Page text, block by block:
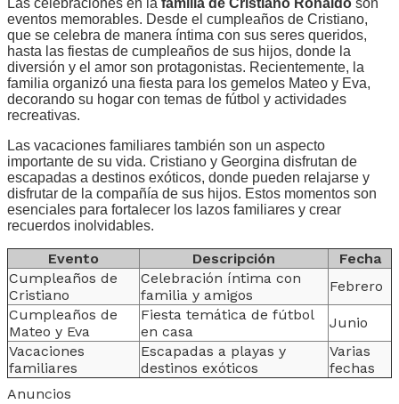
Las celebraciones en la familia de Cristiano Ronaldo son
eventos memorables. Desde el cumpleaños de Cristiano,
que se celebra de manera íntima con sus seres queridos,
hasta las fiestas de cumpleaños de sus hijos, donde la
diversión y el amor son protagonistas. Recientemente, la
familia organizó una fiesta para los gemelos Mateo y Eva,
decorando su hogar con temas de fútbol y actividades
recreativas.
Las vacaciones familiares también son un aspecto
importante de su vida. Cristiano y Georgina disfrutan de
escapadas a destinos exóticos, donde pueden relajarse y
disfrutar de la compañía de sus hijos. Estos momentos son
esenciales para fortalecer los lazos familiares y crear
recuerdos inolvidables.
Evento Descripción
Fecha
Cumpleaños de
Cristiano
Celebración íntima con
familia y amigos
Febrero
Cumpleaños de
Mateo y Eva
Fiesta temática de fútbol
en casa
Junio
Vacaciones
familiares
Escapadas a playas y
destinos exóticos
Varias
fechas
Anuncios